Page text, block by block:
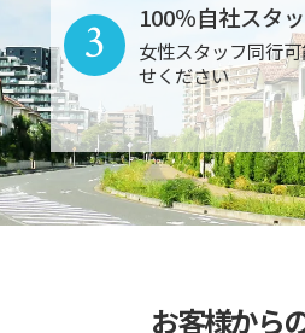
100％自社スタ
女性スタッフ同行
せください
3
お客様から